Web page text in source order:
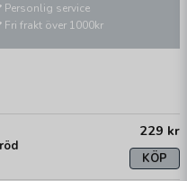
Personlig service
Fri frakt över 1000kr
229 kr
KÖP